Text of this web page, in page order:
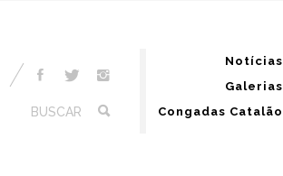
BUSCAR
Notícias
Galerias
Congadas Catalão